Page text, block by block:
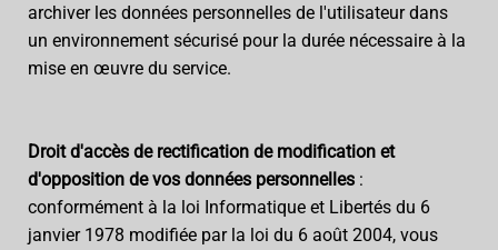
archiver les données personnelles de l'utilisateur dans
un environnement sécurisé pour la durée nécessaire à la
mise en œuvre du service.
Droit d'accès de rectification de modification et
d'opposition de vos données personnelles :
conformément à la loi Informatique et Libertés du 6
janvier 1978 modifiée par la loi du 6 août 2004, vous